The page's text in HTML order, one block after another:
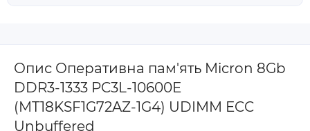
Опис Оперативна пам'ять Micron 8Gb
DDR3-1333 PC3L-10600E
(MT18KSF1G72AZ-1G4) UDIMM ECC
Unbuffered